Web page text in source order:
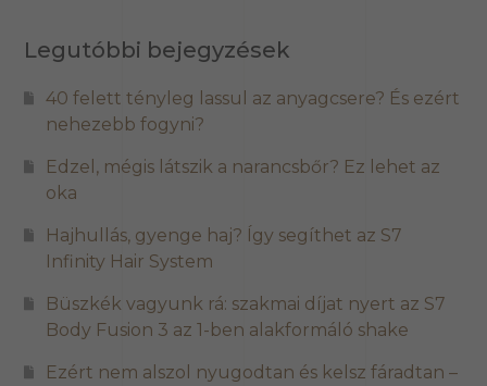
Legutóbbi bejegyzések
40 felett tényleg lassul az anyagcsere? És ezért
nehezebb fogyni?
Edzel, mégis látszik a narancsbőr? Ez lehet az
oka
Hajhullás, gyenge haj? Így segíthet az S7
Infinity Hair System
Büszkék vagyunk rá: szakmai díjat nyert az S7
Body Fusion 3 az 1-ben alakformáló shake
Ezért nem alszol nyugodtan és kelsz fáradtan –